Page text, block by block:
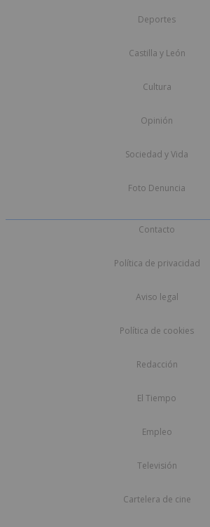
Deportes
Castilla y León
Cultura
Opinión
Sociedad y Vida
Foto Denuncia
Contacto
Política de privacidad
Aviso legal
Política de cookies
Redacción
El Tiempo
Empleo
Televisión
Cartelera de cine